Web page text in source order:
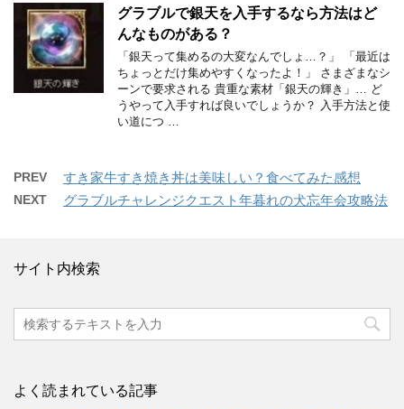
グラブルで銀天を入手するなら方法はど
んなものがある？
「銀天って集めるの大変なんでしょ…？」 「最近は
ちょっとだけ集めやすくなったよ！」 さまざまなシ
ーンで要求される 貴重な素材「銀天の輝き」… ど
うやって入手すれば良いでしょうか？ 入手方法と使
い道につ …
PREV すき家牛すき焼き丼は美味しい？食べてみた感想
NEXT グラブルチャレンジクエスト年暮れの犬忘年会攻略法
サイト内検索
よく読まれている記事